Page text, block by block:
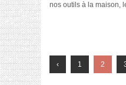
nos outils à la maison,
‹ 1 2